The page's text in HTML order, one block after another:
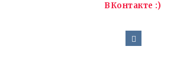
ВКонтакте :)